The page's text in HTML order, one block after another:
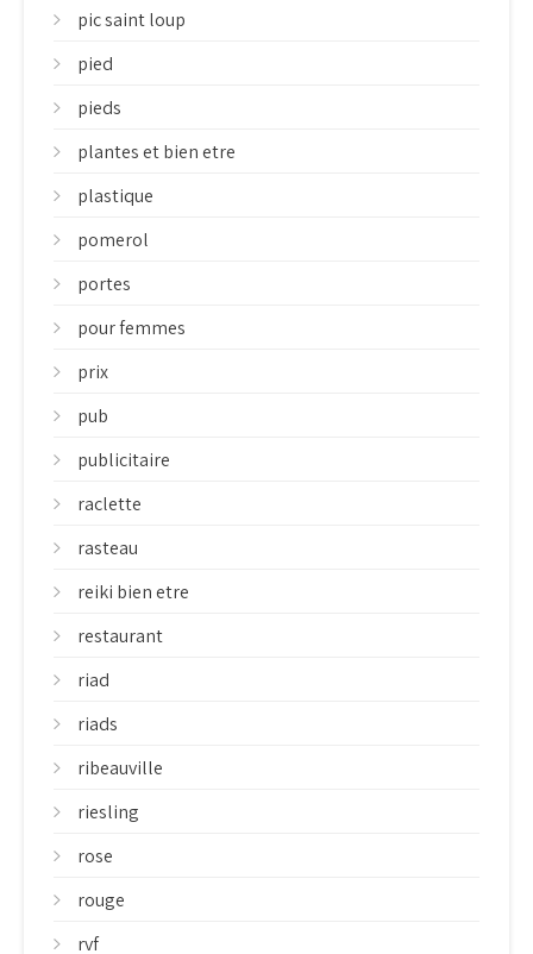
pic saint loup
pied
pieds
plantes et bien etre
plastique
pomerol
portes
pour femmes
prix
pub
publicitaire
raclette
rasteau
reiki bien etre
restaurant
riad
riads
ribeauville
riesling
rose
rouge
rvf